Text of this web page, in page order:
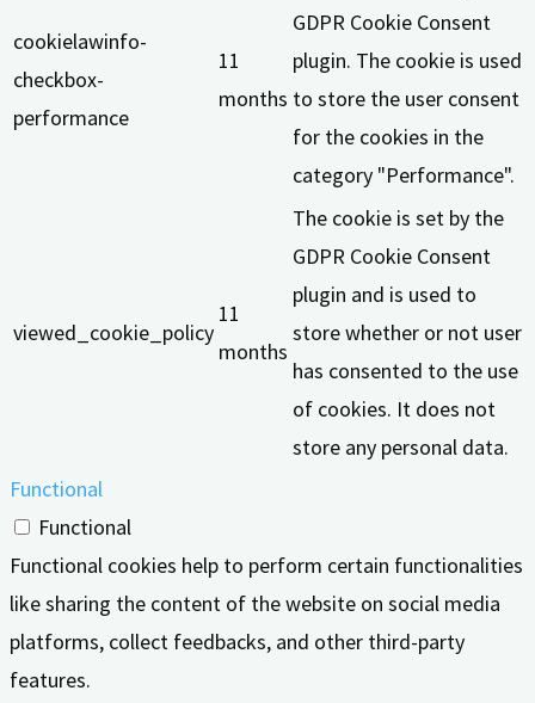
cookielawinfo-
checkbox-
performance
11
months
GDPR Cookie Consent
plugin. The cookie is used
to store the user consent
for the cookies in the
category "Performance".
viewed_cookie_policy
11
months
The cookie is set by the
GDPR Cookie Consent
plugin and is used to
store whether or not user
has consented to the use
of cookies. It does not
store any personal data.
Functional
Functional
Functional cookies help to perform certain functionalities
like sharing the content of the website on social media
platforms, collect feedbacks, and other third-party
features.